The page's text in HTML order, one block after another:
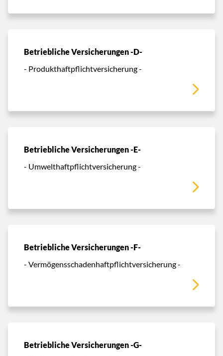
Betriebliche Versicherungen -D-
- Produkthaftpflichtversicherung -
Betriebliche Versicherungen -E-
- Umwelthaftpflichtversicherung -
Betriebliche Versicherungen -F-
- Vermögensschadenhaftpflichtversicherung -
Betriebliche Versicherungen -G-